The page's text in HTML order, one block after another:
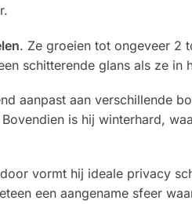
. Ze groeien tot ongeveer 2
schitterende glans als ze in
aanpast aan verschillende
is hij winterhard,
vormt hij ideale privacy
een aangename sfeer